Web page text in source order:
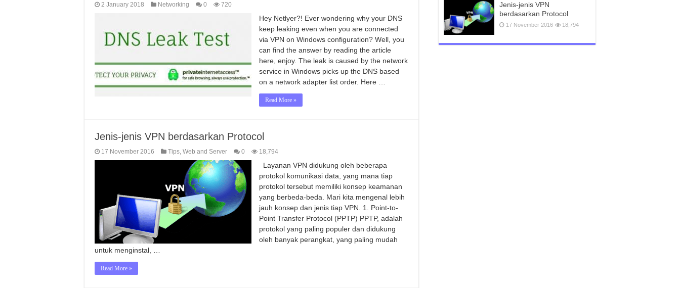
2 January 2018 Networking 0 720
Hey Netlyer?! Ever wondering why your DNS
keep leaking even when you are connected
via VPN on Windows configuration? Well, you
can find the answer by reading the article
here, enjoy. The leak is caused by the network
service in Windows picks up the DNS based
on a network adapter list order. Here …
Read More »
Jenis-jenis VPN berdasarkan Protocol
17 November 2016 Tips, Web and Server 0 18,794
Layanan VPN didukung oleh beberapa
protokol komunikasi data, yang mana tiap
protokol tersebut memiliki konsep keamanan
yang berbeda-beda. Mari kita mengenal lebih
jauh konsep dan jenis tiap VPN. 1. Point-to-
Point Transfer Protocol (PPTP) PPTP, adalah
protokol yang paling populer dan didukung
oleh banyak perangkat, yang paling mudah
untuk menginstal, …
Read More »
Jenis-jenis VPN
berdasarkan Protocol
17 November 2016 18,794